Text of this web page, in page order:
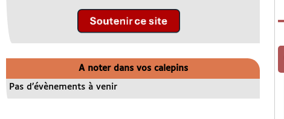
A noter dans vos calepins
Pas d’évènements à venir